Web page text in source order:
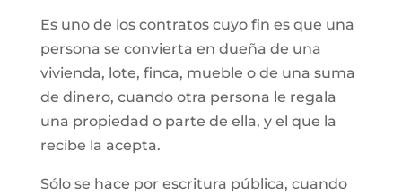
Es uno de los contratos cuyo fin es que una
persona se convierta en dueña de una
vivienda, lote, finca, mueble o de una suma
de dinero, cuando otra persona le regala
una propiedad o parte de ella, y el que la
recibe la acepta.
Sólo se hace por escritura pública, cuando